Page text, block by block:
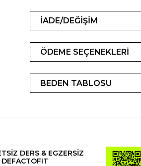
İADE/DEĞİŞİM
ÖDEME SEÇENEKLERİ
BEDEN TABLOSU
DERS & EGZERSİZ